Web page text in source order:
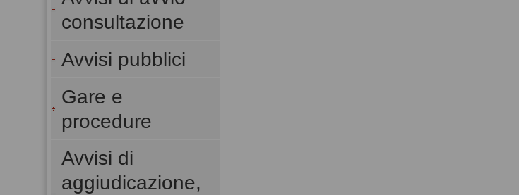
consultazione
Avvisi pubblici
Gare e
procedure
Avvisi di
aggiudicazione,